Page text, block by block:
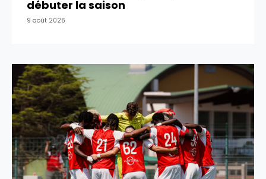
débuter la saison
9 août 2026